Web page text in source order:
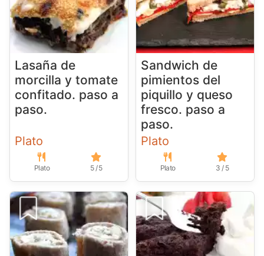
Lasaña de
morcilla y tomate
confitado. paso a
paso.
Plato
Plato 5 / 5
Sandwich de
pimientos del
piquillo y queso
fresco. paso a
paso.
Plato
Plato 3 / 5